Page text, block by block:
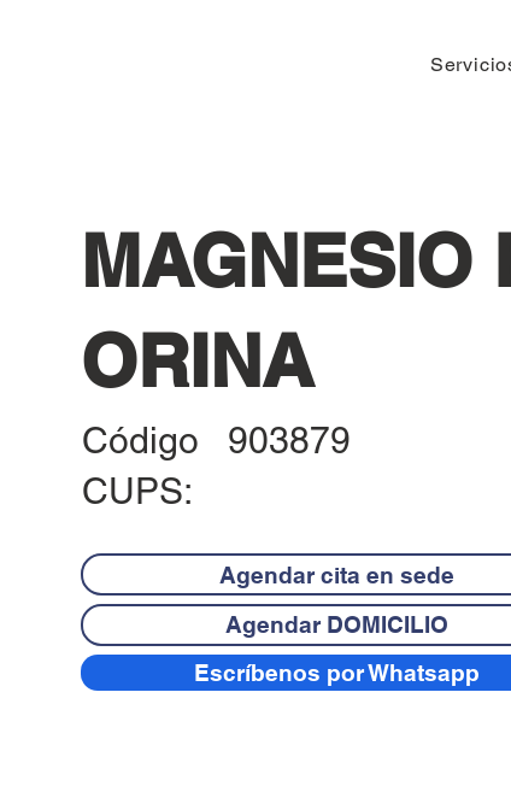
MAGNESIO
ORINA
Código
CUPS:
903879
Agendar cita en sede
Agendar DOMICILIO
Escríbenos por Whatsapp